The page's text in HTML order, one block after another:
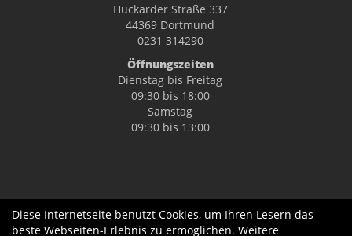
Huckarder Straße 337
44369 Dortmund
0231 314290
Öffnungszeiten
Dienstag bis Freitag
09:30 bis 18:00
Samstag
09:30 bis 13:00
Diese Internetseite benutzt Cookies, um Ihren Lesern das
beste Webseiten-Erlebnis zu ermöglichen. Weitere